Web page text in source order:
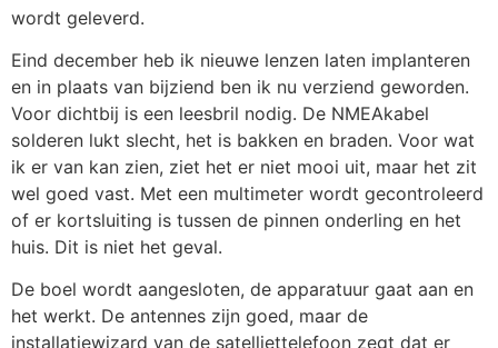
wordt geleverd.
Eind december heb ik nieuwe lenzen laten implanteren
en in plaats van bijziend ben ik nu verziend geworden.
Voor dichtbij is een leesbril nodig. De NMEAkabel
solderen lukt slecht, het is bakken en braden. Voor wat
ik er van kan zien, ziet het er niet mooi uit, maar het zit
wel goed vast. Met een multimeter wordt gecontroleerd
of er kortsluiting is tussen de pinnen onderling en het
huis. Dit is niet het geval.
De boel wordt aangesloten, de apparatuur gaat aan en
het werkt. De antennes zijn goed, maar de
installatiewizard van de satelliettelefoon zegt dat er